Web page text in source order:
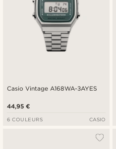
Casio Vintage A168WA-3AYES
44,95 €
6 COULEURS CASIO